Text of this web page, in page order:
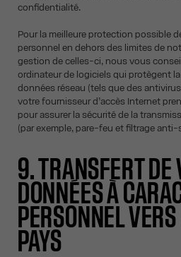
confidentialité.
Pour la meilleure protection possible
personnel en dehors des limites de
gestion de celles-ci, nous vous
ordinateur de logiciels qui protègent
données réseau (tels que des
votre fournisseur d’accès Internet
pour assurer la sécurité de la
(par exemple, pare-feu et filtrage anti-
9. TRANSFERT DE
DONNÉES À
PERSONNEL
PAYS